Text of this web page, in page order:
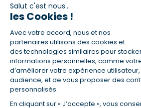
Salut c'est nous...
les Cookies !
Avec votre accord, nous et nos
partenaires utilisons des cookies et
des technologies similaires pour
informations personnelles, comme
d’améliorer votre expérience
audience, et de vous proposer des
personnalisés.
En cliquant sur « J’accepte », vous
(1) Taux fixe national hors assurance et selon
(2) Économie de 65 % pour l'assurance d'un
457,23 € à 0,90 % sur 19,5 ans, accordé à un
100 % (décès, PTIA, IPP, ITT, IPP) âgé de 36